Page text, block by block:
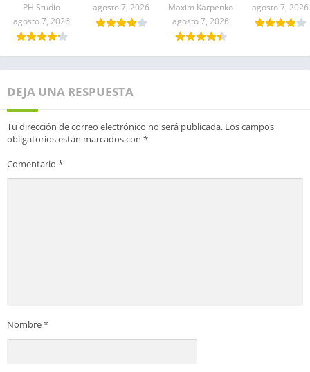
PH Studio
agosto 7, 2026
agosto 7, 2026
Maxim Karpenko
agosto 7, 2026
agosto 7, 2026
DEJA UNA RESPUESTA
Tu dirección de correo electrónico no será publicada. Los campos
obligatorios están marcados con *
Comentario *
Nombre*